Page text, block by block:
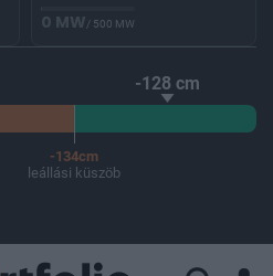
0 MW/ 500 MW
-128 cm
-134cm
leállási küszöb